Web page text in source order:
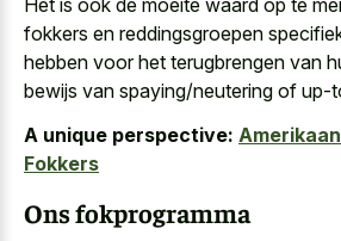
Het is ook de moeite waard op te
fokkers en reddingsgroepen
hebben voor het terugbrengen van
bewijs van spaying/neutering of up-
A unique perspective:
Fokkers
Ons fokprogramma